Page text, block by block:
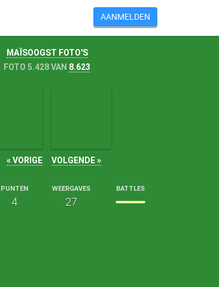
AANMELDEN
MAÏSOOGST FOTO'S
FOTO 5.428 VAN 8.623
« VORIGE VOLGENDE »
PUNTEN
4
WEERGAVES
27
BATTLES